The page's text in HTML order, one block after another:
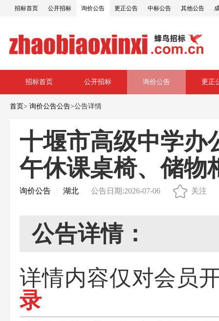
招标首页 公开招标 询价公告 更正公告 中标公告 其他公告
招标首页 公开招标 询价公告 更正
首页> 询价公告公告>公告详情
十堰市高级中学办
午休课桌椅、储物
询价公告 湖北 公告日期:2026-07-06 关注
公告详情：
详情内容仅对会员
录